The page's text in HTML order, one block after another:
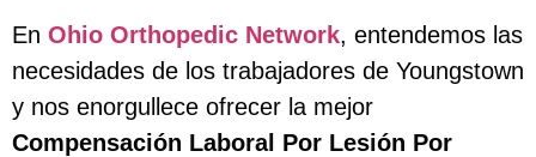
En Ohio Orthopedic Network, entendemos las
necesidades de los trabajadores de Youngstown
y nos enorgullece ofrecer la mejor
Compensación Laboral Por Lesión Por